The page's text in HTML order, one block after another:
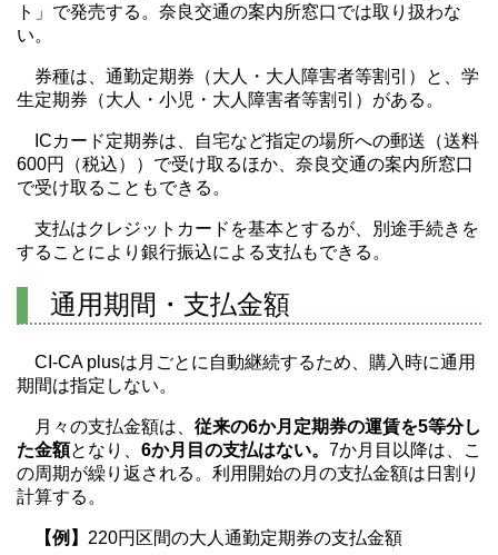
ト」で発売する。奈良交通の案内所窓口では取り扱わな
い。
券種は、通勤定期券（大人・大人障害者等割引）と、学
生定期券（大人・小児・大人障害者等割引）がある。
ICカード定期券は、自宅など指定の場所への郵送（送料
600円（税込））で受け取るほか、奈良交通の案内所窓口
で受け取ることもできる。
支払はクレジットカードを基本とするが、別途手続きを
することにより銀行振込による支払もできる。
通用期間・支払金額
CI-CA plusは月ごとに自動継続するため、購入時に通用
期間は指定しない。
月々の支払金額は、 従来の6か月定期券の運賃を5等分し
た金額となり、 6か月目の支払はない。 7か月目以降は、こ
の周期が繰り返される。利用開始の月の支払金額は日割り
計算する。
【例】 220円区間の大人通勤定期券の支払金額